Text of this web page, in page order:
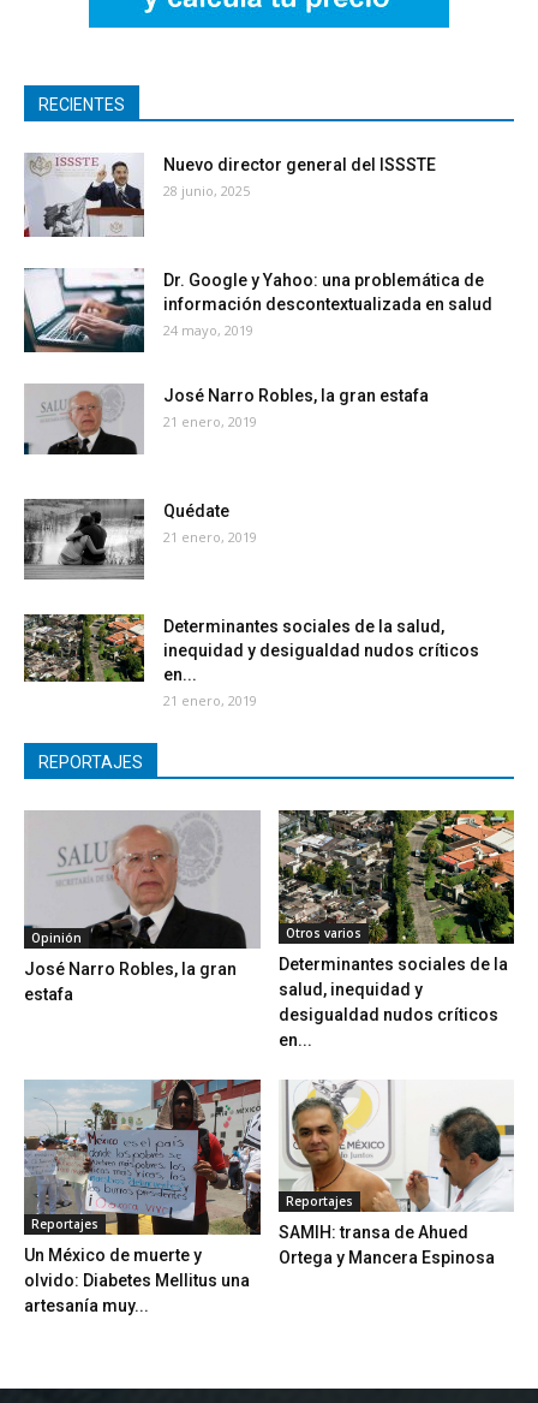
RECIENTES
Nuevo director general del ISSSTE
28 junio, 2025
Dr. Google y Yahoo: una problemática de
información descontextualizada en salud
24 mayo, 2019
José Narro Robles, la gran estafa
21 enero, 2019
Quédate
21 enero, 2019
Determinantes sociales de la salud,
inequidad y desigualdad nudos críticos
en...
21 enero, 2019
REPORTAJES
Opinión
José Narro Robles, la gran
estafa
Otros varios
Determinantes sociales de la
salud, inequidad y
desigualdad nudos críticos
en...
Reportajes
Un México de muerte y
olvido: Diabetes Mellitus una
artesanía muy...
Reportajes
SAMIH: transa de Ahued
Ortega y Mancera Espinosa